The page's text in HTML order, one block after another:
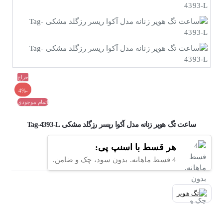
حراج
-4%
اتمام موجودی
ساعت تگ هویر زنانه مدل آکوا ریسر رزگلد مشکی Tag-4393-L
هر قسط با اسنپ پی:
4 قسط ماهانه. بدون سود، چک و ضامن.